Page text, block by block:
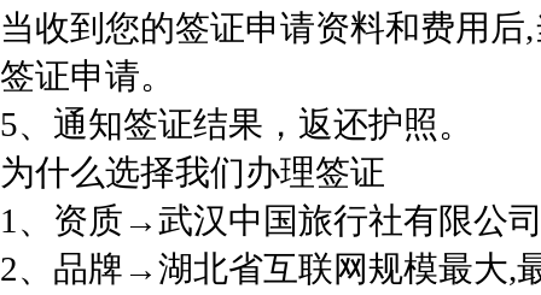
当收到您的签证申请资料和费用
签证申请。
5、通知签证结果，返还护照。
为什么选择我们办理签证
1、资质→武汉中国旅行社有限公
2、品牌→湖北省互联网规模最大,